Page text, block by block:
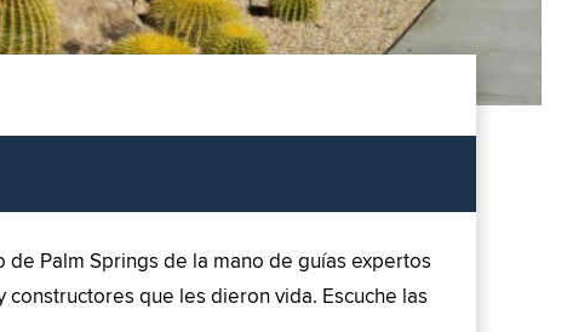
Palm Springs de la mano de guías expertos
que les dieron vida. Escuche las